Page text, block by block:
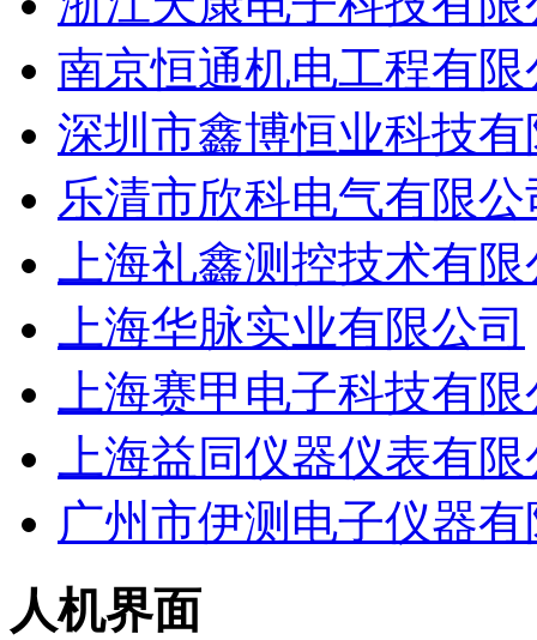
南京恒通机电工程有限
深圳市鑫博恒业科技
乐清市欣科电气有限公
上海礼鑫测控技术有
上海华脉实业有限公司
上海赛甲电子科技有
上海益同仪器仪表有
广州市伊测电子仪器
人机界面